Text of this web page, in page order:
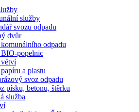
služby
svozu odpadu
dvůr
odpadu
BIO-popelnic
větví
a plastu
svoz odpadu
písku, betonu, štěrku
služba